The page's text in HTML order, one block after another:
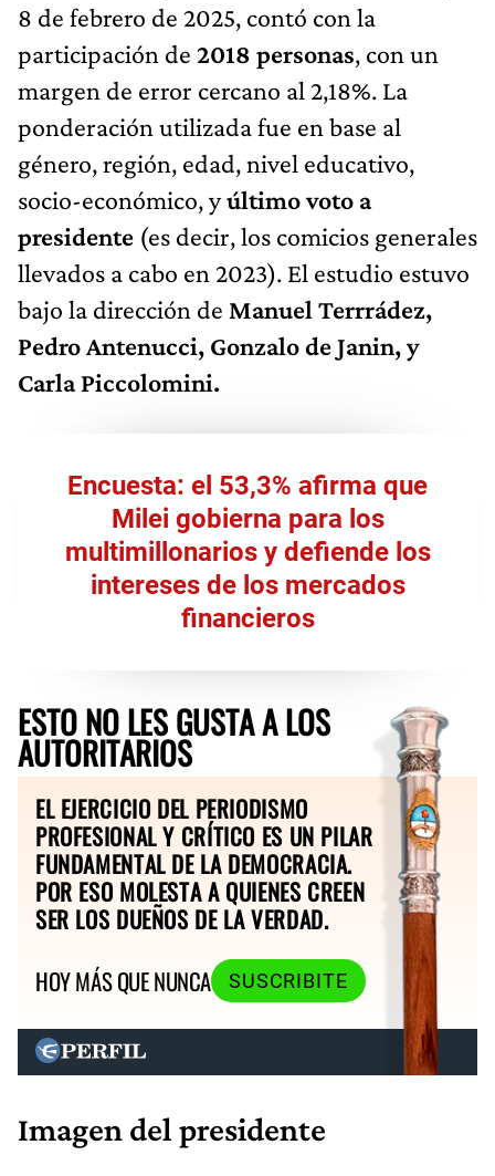
8 de febrero de 2025, contó con la
participación de 2018 personas, con un
margen de error cercano al 2,18%. La
ponderación utilizada fue en base al
género, región, edad, nivel educativo,
socio-económico, yúltimo voto a
presidente (es decir, los comicios generales
llevados a cabo en 2023). El estudio estuvo
bajo la dirección de Manuel Terrrádez,
Pedro Antenucci, Gonzalo de Janin, y
Carla Piccolomini.
Encuesta: el 53,3% afirma que
Milei gobierna para los
multimillonarios y defiende los
intereses de los mercados
financieros
ESTO NO LES GUSTA A LOS
AUTORITARIOS
EL EJERCICIO DEL PERIODISMO
PROFESIONAL Y CRÍTICO ES UN PILAR
FUNDAMENTAL DE LA DEMOCRACIA.
POR ESO MOLESTA A QUIENES CREEN
SER LOS DUEÑOS DE LA VERDAD.
HOY MÁS QUE NUNCA
SUSCRIBITE
Imagen del presidente